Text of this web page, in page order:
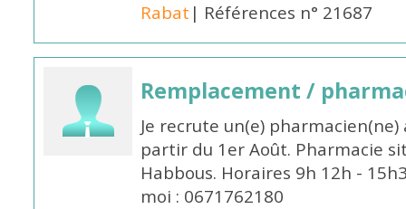
Rabat | Références n° 21687
Remplacement /
Je recrute un(e)
partir du 1er Août. Pharmacie
Habbous. Horaires 9h 12h -
moi : 0671762180